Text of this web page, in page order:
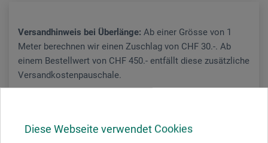
Diese Webseite verwendet Cookies
Versandhinweis bei Überlänge: Ab einer Grösse von 1
Meter berechnen wir einen Zuschlag von CHF 30.-. Ab
einem Bestellwert von CHF 450.- entfällt diese zusätzliche
Versandkostenpauschale.
Reines Leinen, roh, sehr dicht und fest, unsere schwerste